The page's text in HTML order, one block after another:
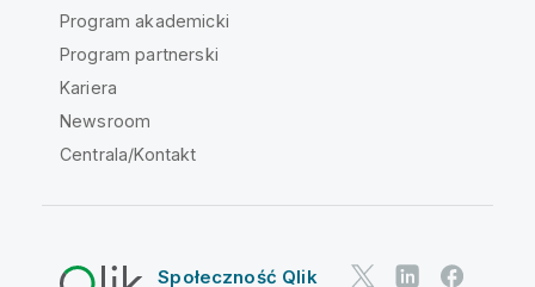
Program akademicki
Program partnerski
Kariera
Newsroom
Centrala/Kontakt
Społeczność Qlik